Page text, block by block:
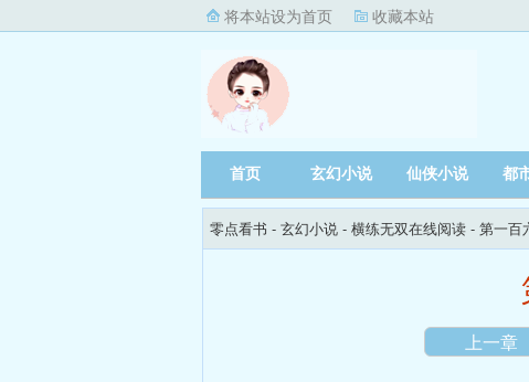
将本站设为首页 收藏本站
首页 玄幻小说 仙侠小说 都
零点看书 - 玄幻小说 - 横练无双在线阅读 - 第一百
上一章